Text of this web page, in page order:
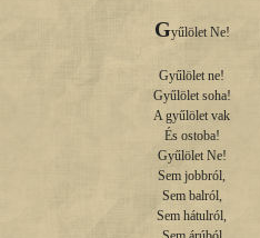
Gyűlölet Ne!
Gyűlölet ne!
Gyűlölet soha!
A gyűlölet vak
És ostoba!
Gyűlölet Ne!
Sem jobbról,
Sem balról,
Sem hátulról,